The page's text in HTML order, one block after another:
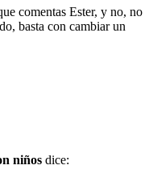
comentas Ester, y no, no
basta con cambiar un
niños dice: